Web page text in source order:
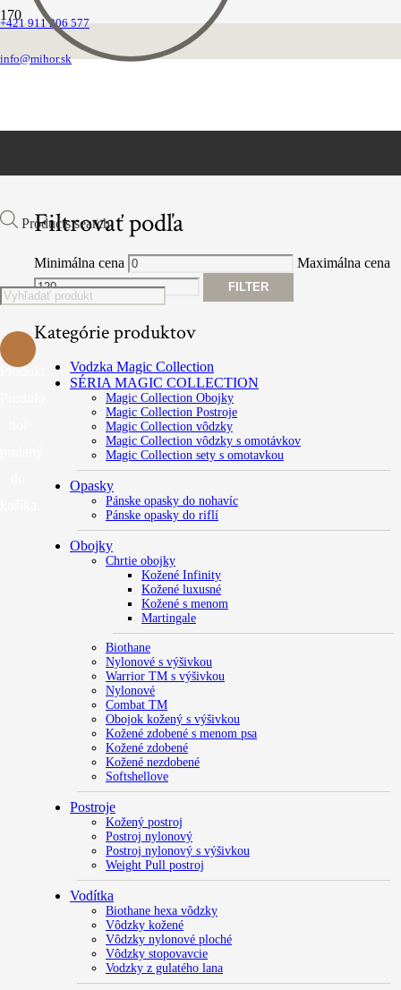
+421 911 206 577
info@mihor.sk
Products search
Produkt
VEĽKOOBCHOD
Filtrovať podľa
Minimálna cena Maximálna cena
FILTER
Kategórie produktov
Vodzka Magic Collection
SÉRIA MAGIC COLLECTION
Magic Collection Obojky
Magic Collection Postroje
Magic Collection vôdzky
Magic Collection vôdzky s omotávkov
Magic Collection sety s omotavkou
Opasky
Pánske opasky do nohavíc
Pánske opasky do riflí
Obojky
Chrtie obojky
Kožené Infinity
Kožené luxusné
Kožené s menom
Martingale
Biothane
Nylonové s výšivkou
Warrior TM s výšivkou
Nylonové
Combat TM
Obojok kožený s výšivkou
Kožené zdobené s menom psa
Kožené zdobené
Kožené nezdobené
Softshellove
Postroje
Kožený postroj
Postroj nylonový
Postroj nylonový s výšivkou
Weight Pull postroj
Vodítka
Biothane hexa vôdzky
Vôdzky kožené
Vôdzky nylonové ploché
Vôdzky stopovavcie
Vodzky z gulatého lana